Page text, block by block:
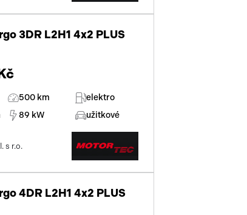
3DR L2H1 4x2 PLUS
500 km
elektro
89 kW užitkové
s r.o.
4DR L2H1 4x2 PLUS